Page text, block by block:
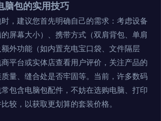
脑包的实用技巧
，建议您首先明确自己的需求：考虑设备
屏幕大小）、携带方式（双肩背包、单肩
外功能（如内置充电宝口袋、文件隔层
平台或实体店查看用户评价，关注产品的
量、缝合处是否牢固等。当前，许多数码
包含电脑包配件，不妨在选购电脑、打印
较，以获取更划算的套装价格。